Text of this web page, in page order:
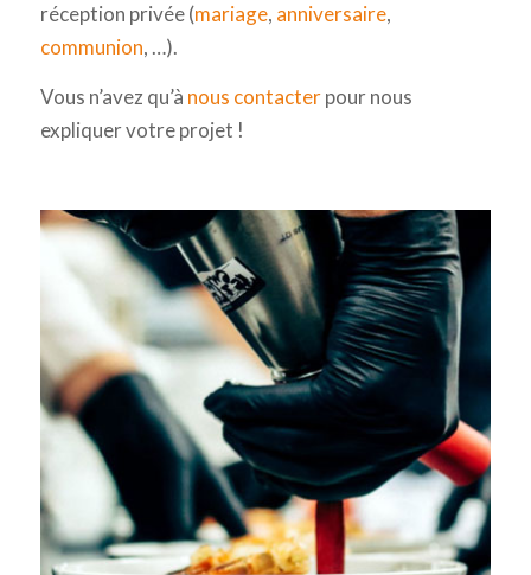
réception privée (mariage, anniversaire,
communion, …).
Vous n’avez qu’à nous contacterpour nous
expliquer votre projet !